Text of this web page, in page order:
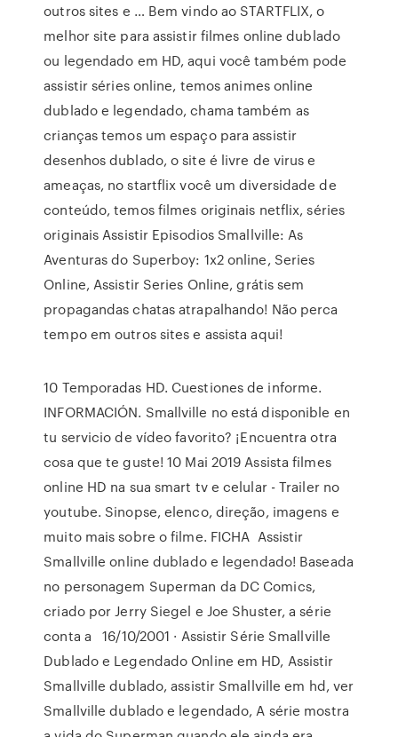
outros sites e … Bem vindo ao STARTFLIX, o
melhor site para assistir filmes online dublado
ou legendado em HD, aqui você também pode
assistir séries online, temos animes online
dublado e legendado, chama também as
crianças temos um espaço para assistir
desenhos dublado, o site é livre de virus e
ameaças, no startflix você um diversidade de
conteúdo, temos filmes originais netflix, séries
originais Assistir Episodios Smallville: As
Aventuras do Superboy: 1x2 online, Series
Online, Assistir Series Online, grátis sem
propagandas chatas atrapalhando! Não perca
tempo em outros sites e assista aqui!
10 Temporadas HD. Cuestiones de informe.
INFORMACIÓN. Smallville no está disponible en
tu servicio de vídeo favorito? ¡Encuentra otra
cosa que te guste! 10 Mai 2019 Assista filmes
online HD na sua smart tv e celular - Trailer no
youtube. Sinopse, elenco, direção, imagens e
muito mais sobre o filme. FICHA Assistir
Smallville online dublado e legendado! Baseada
no personagem Superman da DC Comics,
criado por Jerry Siegel e Joe Shuster, a série
conta a 16/10/2001 · Assistir Série Smallville
Dublado e Legendado Online em HD, Assistir
Smallville dublado, assistir Smallville em hd, ver
Smallville dublado e legendado, A série mostra